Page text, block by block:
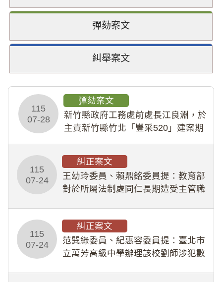
彈劾案文
糾舉案文
115
07-28
彈劾案文
新竹縣政府工務處前處長江良淵，於
主責新竹縣竹北「豐采520」建案期
幣1,483萬餘元，並長期收受建商餽
贈；復罔顧公共安全，圖利默許建商
於停工期間
115
07-24
糾正案文
王幼玲委員、賴鼎銘委員提：教育部
對於所屬法制處同仁長期遭受主管職
人員保障法」及「職業安全衛生法」
所定維護公務人員
115
07-24
糾正案文
范巽綠委員、紀惠容委員提：臺北市
立萬芳高級中學辦理該校劉師涉犯數